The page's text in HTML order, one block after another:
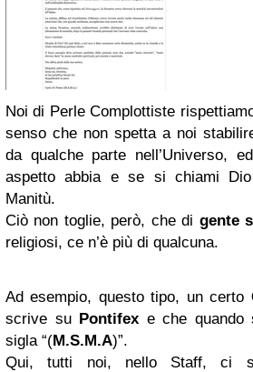
Noi di Perle Complottiste
senso che non spetta a noi
da qualche parte nell’Universo,
aspetto abbia e se si chiami
Manitù.
Ciò non toglie, però, che di gente
religiosi, ce n’è più di qualcuna.
Ad esempio, questo tipo, un certo
scrive su Pontifex e che quando
sigla “(M.S.M.A)”.
Qui, tutti noi, nello Staff, ci